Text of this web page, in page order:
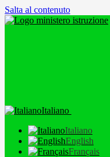
Salta al contenuto
Italiano
Italiano
English
Français